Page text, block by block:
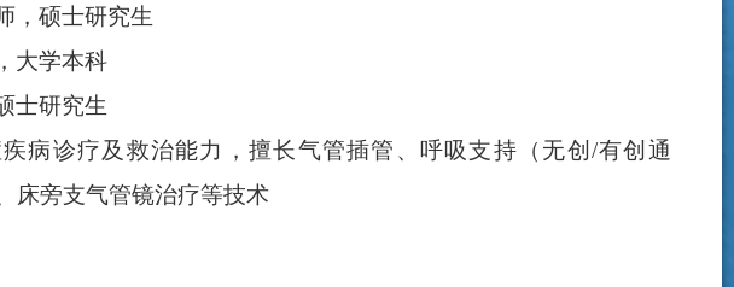
，硕士研究生
大学本科
士研究生
病诊疗及救治能力，擅长气管插管、呼吸支持（无创/有创通
床旁支气管镜治疗等技术